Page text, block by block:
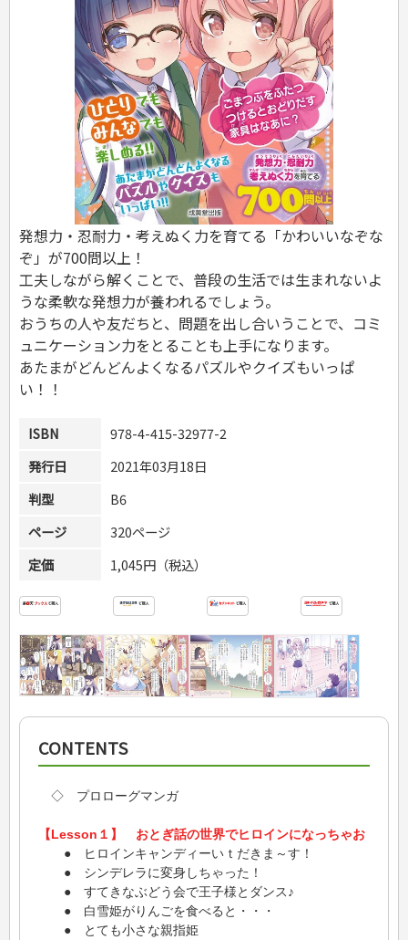
行政書士・宅建
衛生管理・運行管理
建築・土木
電気・危険物
調理師
スキル・キャリアアップ
危険物取扱者
消防設備士
登録販売者
その他資格試験
発想力・忍耐力・考えぬく力を育てる「かわいいなぞな
ぞ」が700問以上！
工夫しながら解くことで、普段の生活では生まれないよ
うな柔軟な発想力が養われるでしょう。
おうちの人や友だちと、問題を出し合いうことで、コミ
ュニケーション力をとることも上手になります。
あたまがどんどんよくなるパズルやクイズもいっぱ
い！！
ISBN
978-4-415-32977-2
発行日
2021年03月18日
判型
B6
ページ
320ページ
定価
1,045円（税込）
CONTENTS
◇ プロローグマンガ
【Lesson１】 おとぎ話の世界でヒロインになっちゃお
● ヒロインキャンディーいｔだきま～す！
● シンデレラに変身しちゃった！
● すてきなぶどう会で王子様とダンス♪
● 白雪姫がりんごを食べると・・・
● とても小さな親指姫